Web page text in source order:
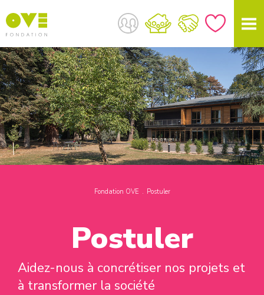
Fondation OVE Postuler
Postuler
Aidez-nous à concrétiser nos projets et
à transformer la société